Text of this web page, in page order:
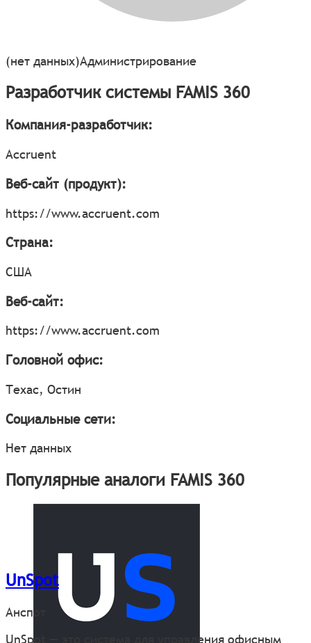
(нет данных)Администрирование
Разработчик системы FAMIS 360
Компания-разработчик:
Accruent
Веб-сайт (продукт):
https://www.accruent.com
Страна:
США
Веб-сайт:
https://www.accruent.com
Головной офис:
Техас, Остин
Социальные сети:
Нет данных
Популярные аналоги FAMIS 360
UnSpot
Анспот
UnSpot — это система для управления офисным